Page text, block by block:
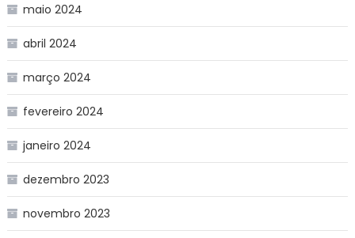
maio 2024
abril 2024
março 2024
fevereiro 2024
janeiro 2024
dezembro 2023
novembro 2023